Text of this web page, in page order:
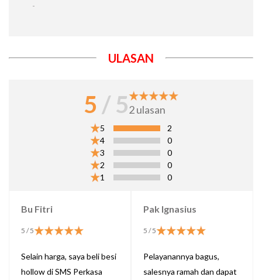
-
ULASAN
5 / 52ulasan
5
2
4
0
3
0
2
0
1
0
Bu Fitri
5 / 5
Selain harga, saya beli besi
hollow di SMS Perkasa
Pak Ignasius
5 / 5
Pelayanannya bagus,
salesnya ramah dan dapat